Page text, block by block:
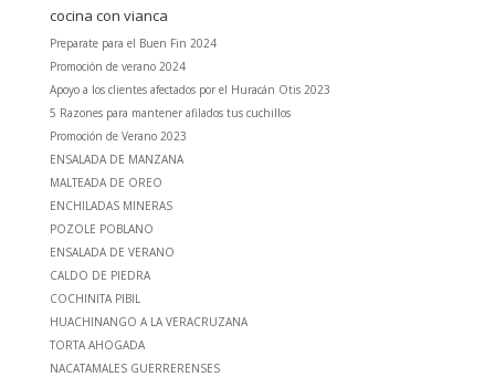
cocina con vianca
Preparate para el Buen Fin 2024
Promoción de verano 2024
Apoyo a los clientes afectados por el Huracán Otis 2023
5 Razones para mantener afilados tus cuchillos
Promoción de Verano 2023
ENSALADA DE MANZANA
MALTEADA DE OREO
ENCHILADAS MINERAS
POZOLE POBLANO
ENSALADA DE VERANO
CALDO DE PIEDRA
COCHINITA PIBIL
HUACHINANGO A LA VERACRUZANA
TORTA AHOGADA
NACATAMALES GUERRERENSES